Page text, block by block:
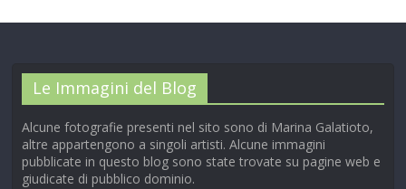
Le Immagini del Blog
Alcune fotografie presenti nel sito sono di Marina Galatioto,
altre appartengono a singoli artisti. Alcune immagini
pubblicate in questo blog sono state trovate su pagine web e
giudicate di pubblico dominio.